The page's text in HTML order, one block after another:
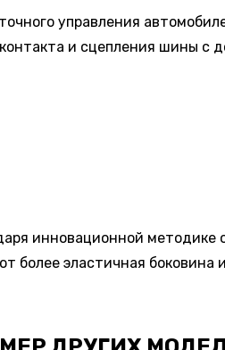
управления
и сцепления шины с
инновационной
более эластичная боковина